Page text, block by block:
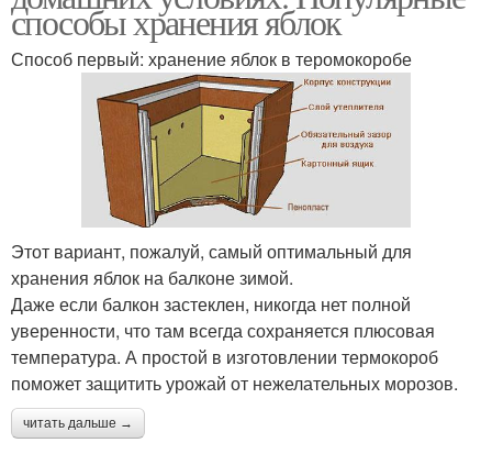
способы хранения яблок
Способ первый: хранение яблок в теромокоробе
Этот вариант, пожалуй, самый оптимальный для
хранения яблок на балконе зимой.
Даже если балкон застеклен, никогда нет полной
уверенности, что там всегда сохраняется плюсовая
температура. А простой в изготовлении термокороб
поможет защитить урожай от нежелательных морозов.
читать дальше →